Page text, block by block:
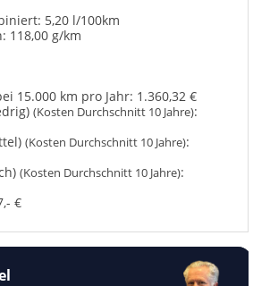
5,20 l/100km
118,00 g/km
15.000 km pro Jahr: 1.360,32 €
(Kosten Durchschnitt 10 Jahre):
(Kosten Durchschnitt 10 Jahre):
(Kosten Durchschnitt 10 Jahre):
€